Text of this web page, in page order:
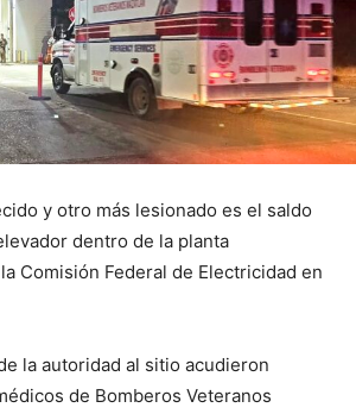
y otro más lesionado es el saldo
dentro de la planta
Comisión Federal de Electricidad en
la autoridad al sitio acudieron
de Bomberos Veteranos